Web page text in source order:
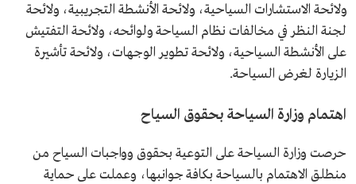
ولائحة الاستشارات السياحية، ولائحة الأنشطة التجريبية، ولائحة
لجنة النظر في مخالفات نظام السياحة ولوائحه، ولائحة التفتيش
على الأنشطة السياحية، ولائحة تطوير الوجهات، ولائحة تأشيرة
الزيارة لغرض السياحة.
اهتمام وزارة السياحة بحقوق السياح
حرصت وزارة السياحة على التوعية بحقوق وواجبات السياح من
منطلق الاهتمام بالسياحة بكافة جوانبها، وعملت على حماية